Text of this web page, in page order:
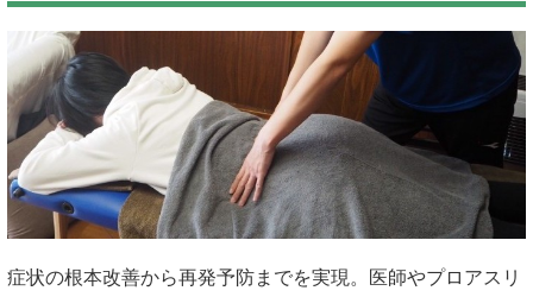
症状の根本改善から再発予防までを実現。医師やプロアスリ